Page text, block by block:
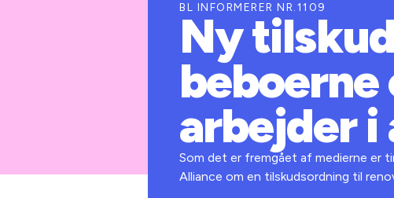
BL INFORMERER NR.1109
Ny
arbejder i
Som det er fremgået af medierne er
Alliance om en tilskudsordning til